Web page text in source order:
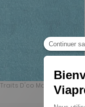
Traits D'co Magazine n° 40